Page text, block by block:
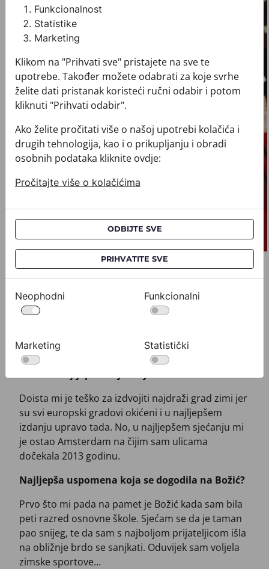
Koja ti je najdraža blagdanska pjesma?
Nemam najdražu blagdansku pjesmu, ali… imam
najdraži blagdanski film – Love Actually.
Izdvoji jedan grad koji si posjetila zimi, a da ti je
Doista mi je teško za izdvojiti najdraži grad zimi jer
su svi europski gradovi okićeni i u najljepšem
izdanju upravo tada. No, u najljepšem sjećanju mi
je ostao Amsterdam na čijim sam ulicama
dočekala 2013 godinu.
Najljepša uspomena koja se dogodila na Božić?
Prvo što mi pada na pamet je Božić kada sam bila
peti razred osnovne škole. Sjećam se da je taman
pao snijeg, te da sam s najboljom prijateljicom išla
na obližnje brdo se sanjkati. Oduvijek sam voljela
zimske sportove…
Funkcionalnost
Statistike
Marketing
Klikom na "Prihvati sve" pristajete na sve te
upotrebe. Također možete odabrati za koje svrhe
želite dati pristanak koristeći ručni odabir i potom
kliknuti "Prihvati odabir".
Ako želite pročitati više o našoj upotrebi kolačića i
drugih tehnologija, kao i o prikupljanju i obradi
osobnih podataka kliknite ovdje:
Pročitajte više o kolačićima
ODBIJTE SVE
PRIHVATITE SVE
Neophodni Funkcionalni
Marketing Statistički